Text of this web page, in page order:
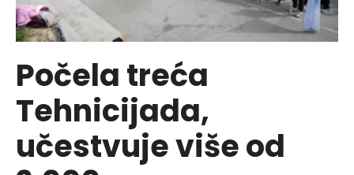
Počela treća
Tehnicijada,
učestvuje više od